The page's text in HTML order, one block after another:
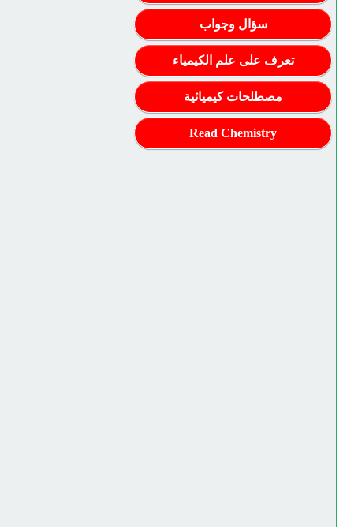
سؤال وجواب
تعرف على علم الكيمياء
مصطلحات كيميائية
Read Chemistry